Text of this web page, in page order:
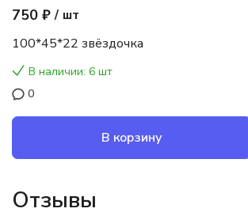
750 ₽ / шт
100*45*22 звёздочка
В наличии: 6 шт
0
В корзину
Отзывы